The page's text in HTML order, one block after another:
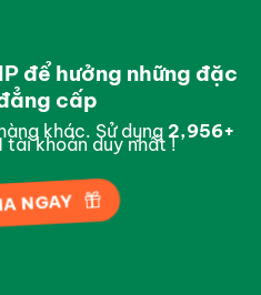
để hưởng những đặc
cấp
khác. Sử dụng 2,997+
tài khoản duy nhất !
NGAY